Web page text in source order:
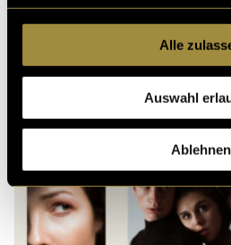
Alle
Auswahl
Ablehnen